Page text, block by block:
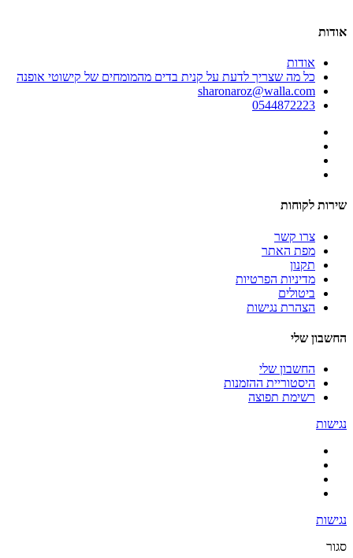
אודות
אודות
כל מה שצריך לדעת על קנית בדים מהמומחים של קישוטי אופנה
sharonaroz@walla.com
0544872223
שירות לקוחות
צרו קשר
מפת האתר
תקנון
מדיניות הפרטיות
ביטולים
הצהרת נגישות
החשבון שלי
החשבון שלי
היסטוריית ההזמנות
רשימת תפוצה
נגישות
נגישות
סגור